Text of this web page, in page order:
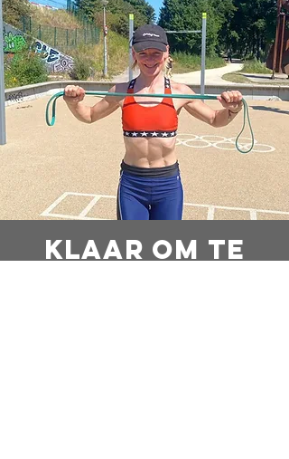
Klaar om te